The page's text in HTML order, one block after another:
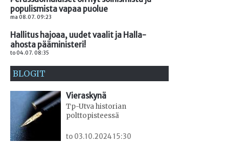
populismista vapaa puolue
ma 08.07. 09:23
Hallitus hajoaa, uudet vaalit ja Halla-
ahosta pääministeri!
to 04.07. 08:35
BLOGIT
Vieraskynä
Tp-Utva historian
polttopisteessä
to 03.10.2024 15:30